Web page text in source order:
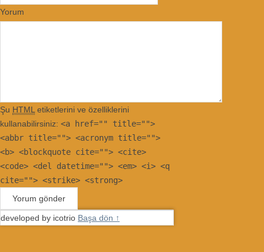
Yorum
Şu HTML etiketlerini ve özelliklerini
kullanabilirsiniz: <a href="" title="">
<abbr title=""> <acronym title="">
<b> <blockquote cite=""> <cite>
<code> <del datetime=""> <em> <i> <q
cite=""> <strike> <strong>
developed by icotrio Başa dön ↑